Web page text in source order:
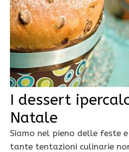
I dessert
Natale
Siamo nel pieno delle feste
tante tentazioni culinarie